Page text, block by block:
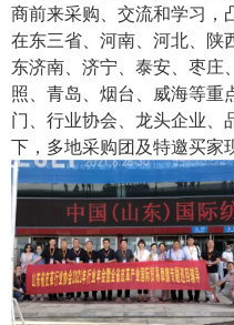
商前来采购、交流和学习，
在东三省、河南、河北、陕
东济南、济宁、泰安、枣庄
照、青岛、烟台、威海等重
门、行业协会、龙头企业、
下，多地采购团及特邀买家